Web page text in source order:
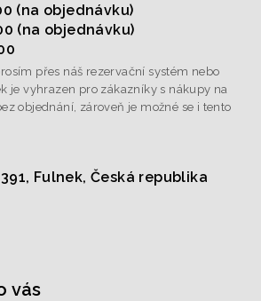
(na objednávku)
(na objednávku)
přes náš rezervační systém nebo
je vyhrazen pro zákazníky s nákupy na
objednání, zároveň je možné se i tento
Fulnek, Česká republika
vás